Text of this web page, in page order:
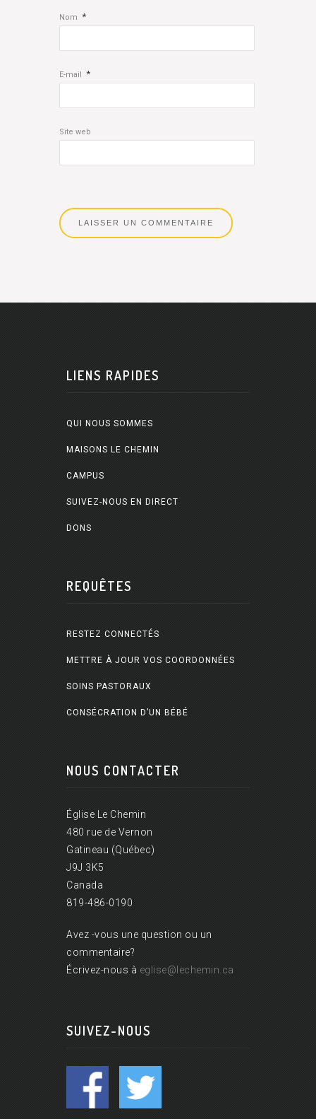
Nom *
E-mail *
Site web
LIENS RAPIDES
QUI NOUS SOMMES
MAISONS LE CHEMIN
CAMPUS
SUIVEZ-NOUS EN DIRECT
DONS
REQUÊTES
RESTEZ CONNECTÉS
METTRE À JOUR VOS COORDONNÉES
SOINS PASTORAUX
CONSÉCRATION D’UN BÉBÉ
NOUS CONTACTER
Église Le Chemin
480 rue de Vernon
Gatineau (Québec)
J9J 3K5
Canada
819-486-0190
Avez -vous une question ou un
commentaire?
Écrivez-nous à eglise@lechemin.ca
SUIVEZ-NOUS